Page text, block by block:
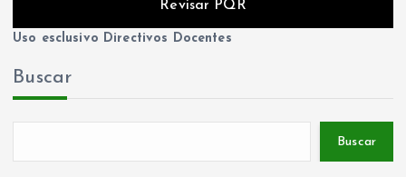
Revisar PQR
Uso esclusivo Directivos Docentes
Buscar
Buscar